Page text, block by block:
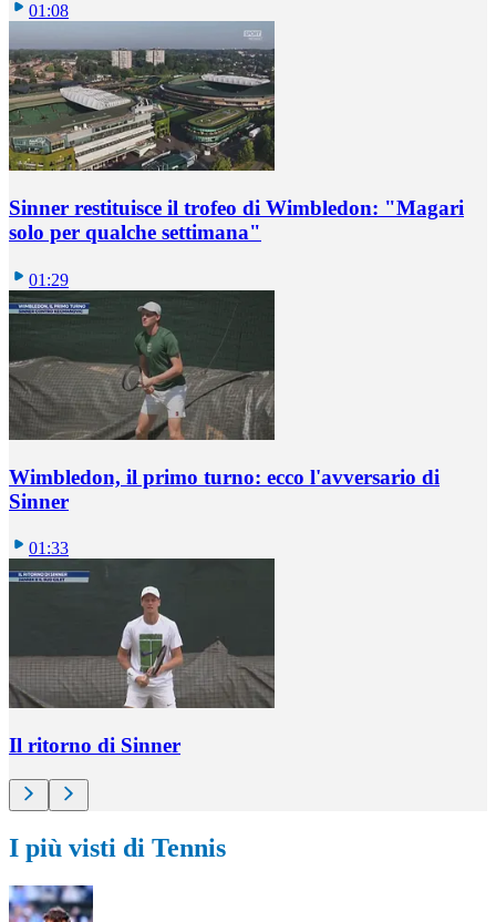
01:08
Sinner restituisce il trofeo di Wimbledon: "Magari
solo per qualche settimana"
01:29
Wimbledon, il primo turno: ecco l'avversario di
Sinner
01:33
Il ritorno di Sinner
I più visti di Tennis